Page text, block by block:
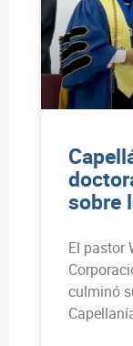
sobre
El pastor
culminó